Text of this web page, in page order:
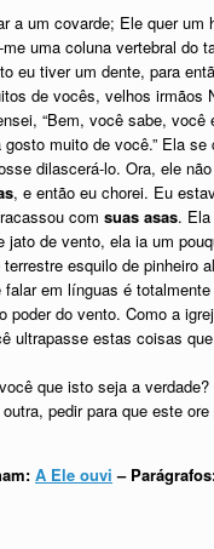
a um covarde; Ele quer
uma coluna vertebral
eu tiver um dente, para
de vocês, velhos irmãos
“Bem, você sabe,
muito de você.” Ela
dilascerá-lo. Ora, ele
, e então eu chorei. Eu
com suas asas.
de vento, ela ia um
esquilo de
em línguas é
do vento. Como a
ultrapasse estas coisas
que isto seja a
pedir para que este
A Ele ouvi –